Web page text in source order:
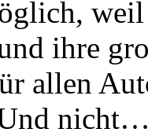
weil
ihre
allen
nicht…